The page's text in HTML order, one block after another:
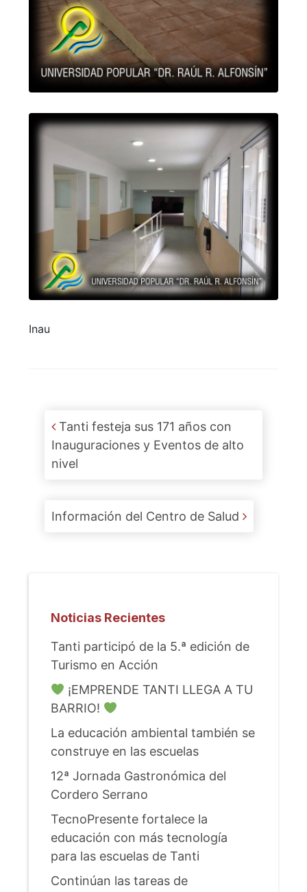
Inau
Post navigation
Tanti festeja sus 171 años con
Inauguraciones y Eventos de alto
nivel
Información del Centro de Salud
Noticias Recientes
Tanti participó de la 5.ª edición de
Turismo en Acción
¡EMPRENDE TANTI LLEGA A TU
BARRIO!
La educación ambiental también se
construye en las escuelas
12ª Jornada Gastronómica del
Cordero Serrano
TecnoPresente fortalece la
educación con más tecnología
para las escuelas de Tanti
Continúan las tareas de